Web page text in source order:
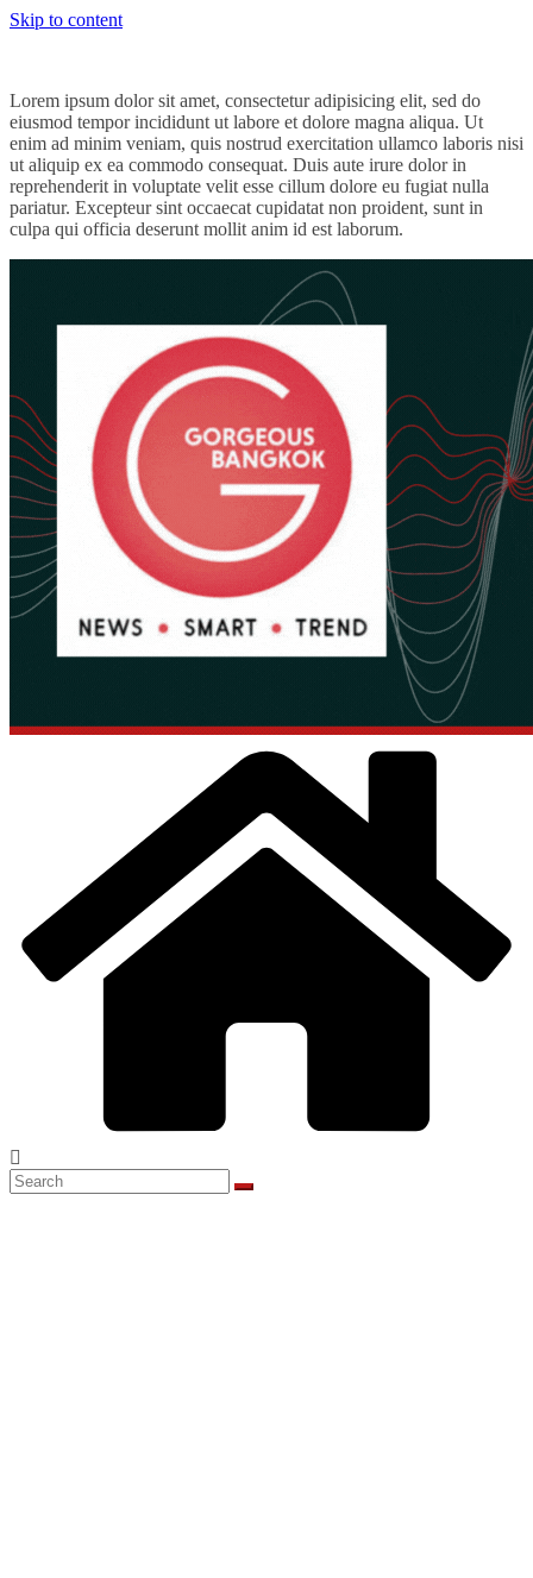
Skip to content
Lorem ipsum dolor sit amet, consectetur adipisicing elit, sed do
eiusmod tempor incididunt ut labore et dolore magna aliqua. Ut
enim ad minim veniam, quis nostrud exercitation ullamco laboris nisi
ut aliquip ex ea commodo consequat. Duis aute irure dolor in
reprehenderit in voluptate velit esse cillum dolore eu fugiat nulla
pariatur. Excepteur sint occaecat cupidatat non proident, sunt in
culpa qui officia deserunt mollit anim id est laborum.